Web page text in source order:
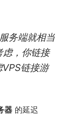
务端就相当
虑，你链接
链接游
器 的延迟